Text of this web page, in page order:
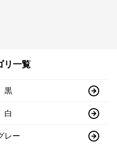
リ一覧
黒
白
レー